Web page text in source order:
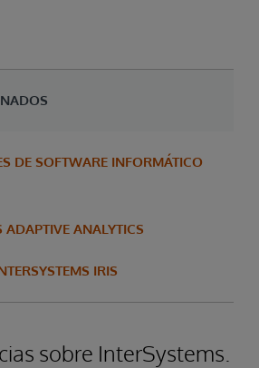
DE SOFTWARE INFORMÁTICO
ADAPTIVE ANALYTICS
IRIS
sobre InterSystems.